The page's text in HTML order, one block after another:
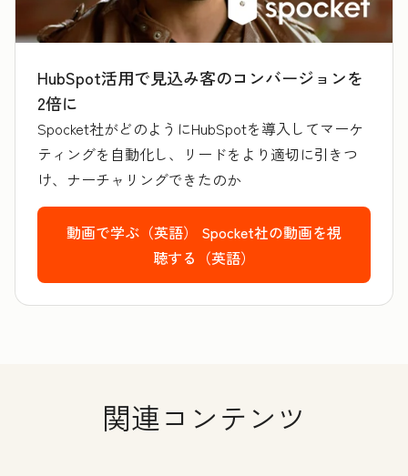
HubSpot活用で見込み客のコンバージョンを
2倍に
Spocket社がどのようにHubSpotを導入してマーケ
ティングを自動化し、リードをより適切に引きつ
け、ナーチャリングできたのか
動画で学ぶ（英語） Spocket社の動画を視
聴する（英語）
関連コンテンツ